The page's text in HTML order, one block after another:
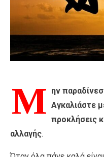
Μ ην
Αγκαλιάστε
προκλήσεις
αλλαγής.